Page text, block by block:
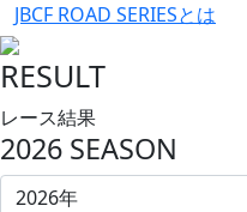
JBCF ROAD SERIESとは
RESULT
レース結果
2026 SEASON